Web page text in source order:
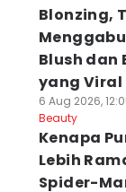
Blonzing,
Blush dan
yang Viral
6 Aug 2026,
Beauty
Kenapa
Lebih
Spider-